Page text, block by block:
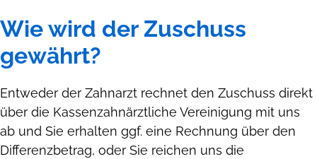
Wie wird der Zuschuss
gewährt?
Entweder der Zahnarzt rechnet den Zuschuss direkt
über die Kassenzahnärztliche Vereinigung mit uns
ab und Sie erhalten ggf. eine Rechnung über den
Differenzbetrag, oder Sie reichen uns die